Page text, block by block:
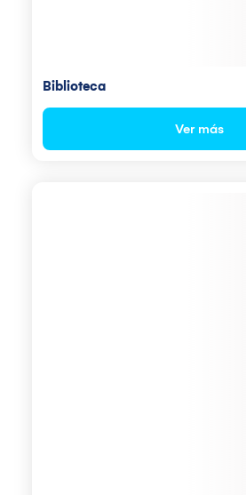
Biblioteca
Ver más